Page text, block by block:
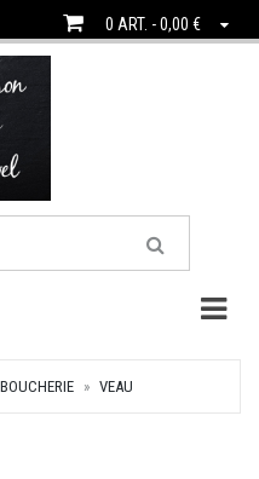
0 ART. - 0,00 €
BOUCHERIE VEAU